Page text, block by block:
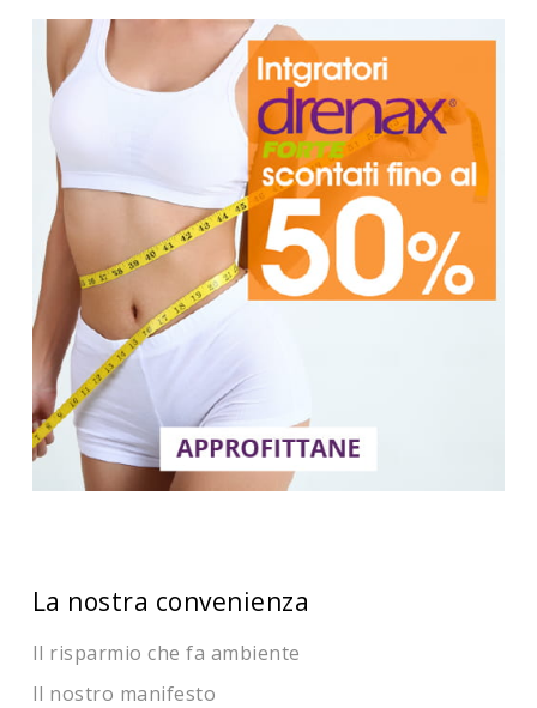
La nostra convenienza
Il risparmio che fa ambiente
Il nostro manifesto